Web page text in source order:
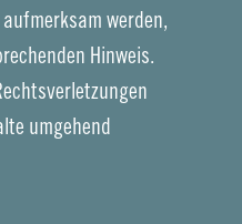
werden,
Hinweis.
umgehend